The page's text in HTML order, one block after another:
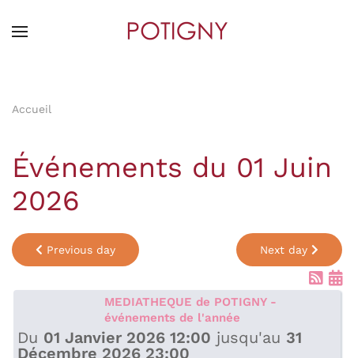
content
Accueil
Événements du 01 Juin
2026
Previous day Next day
MEDIATHEQUE de POTIGNY -
événements de l'année
Du 01 Janvier 2026 12:00 jusqu'au 31
Décembre 2026 23:00